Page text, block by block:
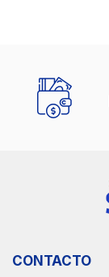
CONTACTO